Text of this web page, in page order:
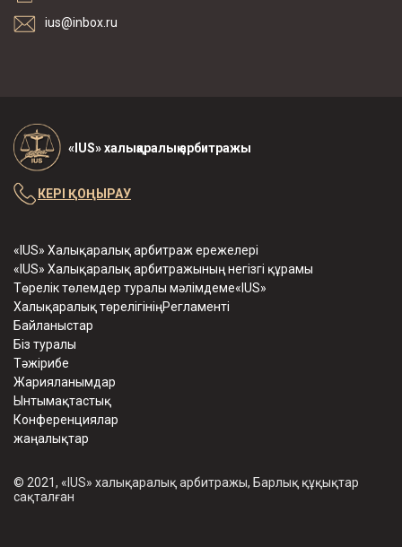
ius@inbox.ru
«IUS» халықаралық арбитражы
«IUS» Халықаралық арбитраж ережелері
«IUS» Халықаралық арбитражының негізгі құрамы
Төрелік төлемдер туралы мәлімдеме«IUS»
Халықаралық төрелігініңРегламенті
Байланыстар
Біз туралы
Тәжірибе
Жарияланымдар
Ынтымақтастық
Конференциялар
жаңалықтар
© 2021, «IUS» халықаралық арбитражы, Барлық құқықтар
сақталған
КЕРІ ҚОҢЫРАУ